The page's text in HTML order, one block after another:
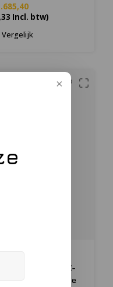
Incl. btw)
Vergelijk
ATEX-
18 LED's - Zone